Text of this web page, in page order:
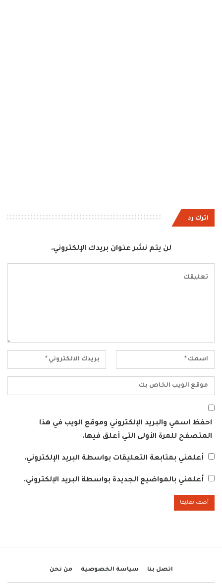
اترك رد
لن يتم نشر عنوان بريدك الإلكتروني.
احفظ اسمي والبريد الإلكتروني وموقع الويب في هذا
المتصفح للمرة الأولى التي أعلق فيها.
أعلمني بمتابعة التعليقات بواسطة البريد الإلكتروني.
أعلمني بالمواضيع الجديدة بواسطة البريد الإلكتروني.
اتصل بنا سياسة الخصوصية من نحن